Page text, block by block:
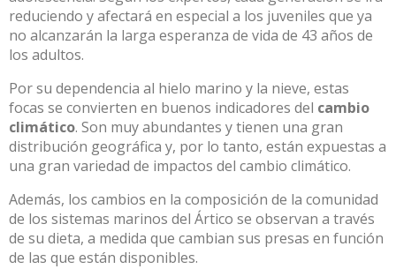
reduciendo y afectará en especial a los juveniles que ya
no alcanzarán la larga esperanza de vida de 43 años de
los adultos.
Por su dependencia al hielo marino y la nieve, estas
focas se convierten en buenos indicadores del cambio
climático. Son muy abundantes y tienen una gran
distribución geográfica y, por lo tanto, están expuestas a
una gran variedad de impactos del cambio climático.
Además, los cambios en la composición de la comunidad
de los sistemas marinos del Ártico se observan a través
de su dieta, a medida que cambian sus presas en función
de las que están disponibles.